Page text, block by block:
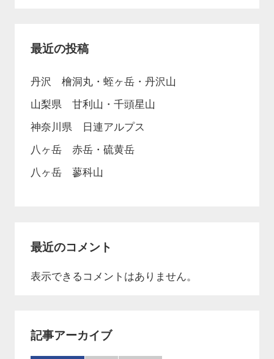
最近の投稿
丹沢 檜洞丸・蛭ヶ岳・丹沢山
山梨県 甘利山・千頭星山
神奈川県 日連アルプス
八ヶ岳 赤岳・硫黄岳
八ヶ岳 蓼科山
最近のコメント
表示できるコメントはありません。
記事アーカイブ